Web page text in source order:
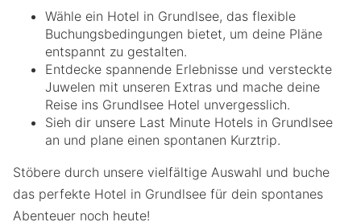
Wähle ein Hotel in Grundlsee, das flexible
Buchungsbedingungen bietet, um deine Pläne
entspannt zu gestalten.
Entdecke spannende Erlebnisse und versteckte
Juwelen mit unseren Extras und mache deine
Reise ins Grundlsee Hotel unvergesslich.
Sieh dir unsere Last Minute Hotels in Grundlsee
an und plane einen spontanen Kurztrip.
Stöbere durch unsere vielfältige Auswahl und buche
das perfekte Hotel in Grundlsee für dein spontanes
Abenteuer noch heute!